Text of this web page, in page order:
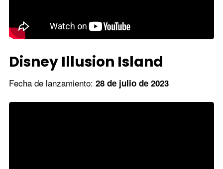
Disney Illusion Island
Fecha de lanzamiento: 28 de julio de 2023